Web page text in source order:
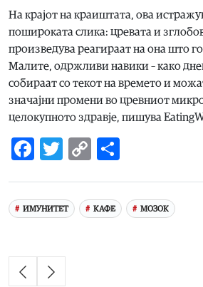
На крајот на краиштата, ова
пошироката слика: цревата и
произведува реагираат на она што
Малите, одржливи навики – како
собираат со текот на времето и
значајни промени во цревниот
целокупното здравје, пишува
Facebook
Twitter
Copy
ИМУНИТЕТ КАФЕ МОЗОК